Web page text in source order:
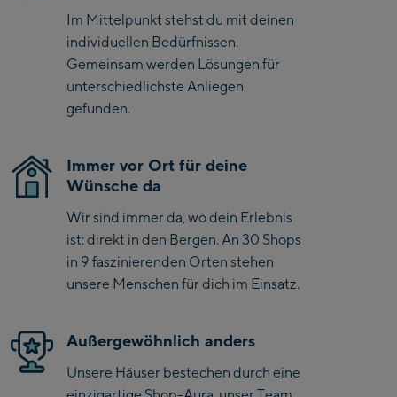
Saalbach Zentrum
Kohlmaisbahn
Saalbach Ski-Service
Center
/Valley station
Salzburg:
McArthurGlen
Designer Outlet
Penkenbahn Talstation
/ Valley station
Penkenbahn
Im Mittelpunkt stehst du mit deinen
individuellen Bedürfnissen.
Gemeinsam werden Lösungen für
unterschiedlichste Anliegen
gefunden.
Immer vor Ort für deine
Wünsche da
Wir sind immer da, wo dein Erlebnis
ist: direkt in den Bergen. An 30 Shops
in 9 faszinierenden Orten stehen
unsere Menschen für dich im Einsatz.
Außergewöhnlich anders
Unsere Häuser bestechen durch eine